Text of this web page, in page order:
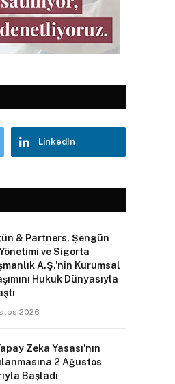
LinkedIn
& Partners, Şengün
ve Sigorta
A.Ş.’nin Kurumsal
Hukuk Dünyasıyla
2026
Zeka Yasası’nın
2 Ağustos
Başladı